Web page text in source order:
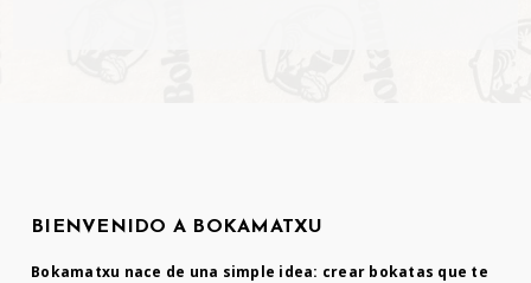
BIENVENIDO A BOKAMATXU
Bokamatxu nace de una simple idea: crear bokatas que te